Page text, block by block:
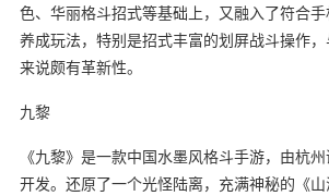
色、华丽格斗招式等基础上，又融入了符合
养成玩法，特别是招式丰富的划屏战斗操作
来说颇有革新性。
九黎
《九黎》是一款中国水墨风格斗手游，由杭
开发。还原了一个光怪陆离，充满神秘的《